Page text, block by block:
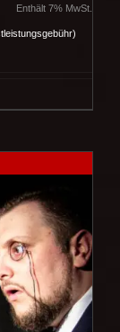
Enthält 7% MwSt.